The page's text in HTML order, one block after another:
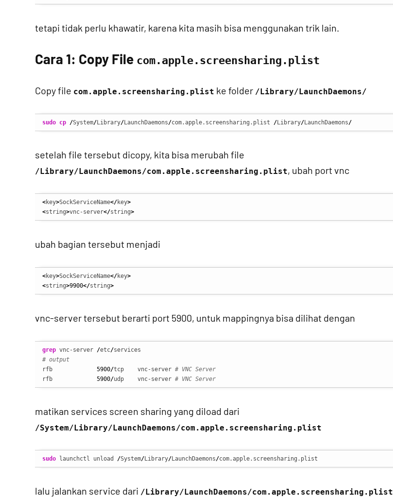
tetapi tidak perlu khawatir, karena kita masih bisa menggunakan trik lain.
Cara 1: Copy File com.apple.screensharing.plist
Copy file com.apple.screensharing.plist ke folder /Library/LaunchDaemons/
sudo cp /System/Library/LaunchDaemons/com.apple.screensharing.plist /Library/LaunchDaemons/
setelah file tersebut dicopy, kita bisa merubah file
/Library/LaunchDaemons/com.apple.screensharing.plist, ubah port vnc
<key>SockServiceName</key>
<string>vnc-server</string>
ubah bagian tersebut menjadi
<key>SockServiceName</key>
<string>9900</string>
vnc-server tersebut berarti port 5900, untuk mappingnya bisa dilihat dengan
grep vnc-server /etc/
# output
rfb 5900/tcp    vnc-server # VNC Server
rfb 5900/udp    vnc-server # VNC Server
matikan services screen sharing yang diload dari
/System/Library/LaunchDaemons/com.apple.screensharing.plist
sudo launchctl unload /System/Library/LaunchDaemons/com.apple.screensharing.plist
lalu jalankan service dari /Library/LaunchDaemons/com.apple.screensharing.plist